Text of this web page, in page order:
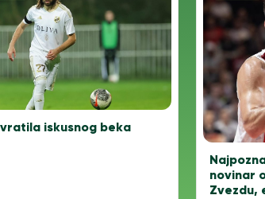
iskusnog beka
novinar
Zvezdu,